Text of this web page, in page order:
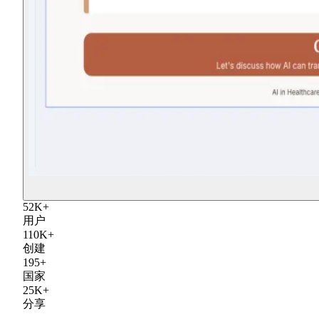
52K+
用户
110K+
创建
195+
国家
25K+
分享